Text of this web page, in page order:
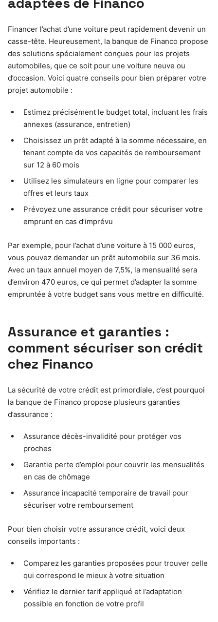
Financer l’achat d’une voiture peut rapidement devenir un
casse-tête. Heureusement, la banque de Financo propose
des solutions spécialement conçues pour les projets
automobiles, que ce soit pour une voiture neuve ou
d’occasion. Voici quatre conseils pour bien préparer votre
projet automobile :
Estimez précisément le budget total, incluant les frais
annexes (assurance, entretien)
Choisissez un prêt adapté à la somme nécessaire, en
tenant compte de vos capacités de remboursement
sur 12 à 60 mois
Utilisez les simulateurs en ligne pour comparer les
offres et leurs taux
Prévoyez une assurance crédit pour sécuriser votre
emprunt en cas d’imprévu
Par exemple, pour l’achat d’une voiture à 15 000 euros,
vous pouvez demander un prêt automobile sur 36 mois.
Avec un taux annuel moyen de 7,5%, la mensualité sera
d’environ 470 euros, ce qui permet d’adapter la somme
empruntée à votre budget sans vous mettre en difficulté.
Assurance et garanties :
comment sécuriser son crédit
chez Financo
La sécurité de votre crédit est primordiale, c’est pourquoi
la banque de Financo propose plusieurs garanties
d’assurance :
Assurance décès-invalidité pour protéger vos
proches
Garantie perte d’emploi pour couvrir les mensualités
en cas de chômage
Assurance incapacité temporaire de travail pour
sécuriser votre remboursement
Pour bien choisir votre assurance crédit, voici deux
conseils importants :
Comparez les garanties proposées pour trouver celle
qui correspond le mieux à votre situation
Vérifiez le dernier tarif appliqué et l’adaptation
possible en fonction de votre profil